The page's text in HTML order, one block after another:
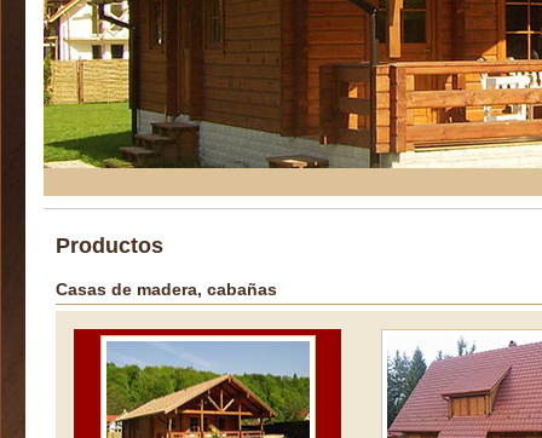
Productos
Casas de madera, cabañas